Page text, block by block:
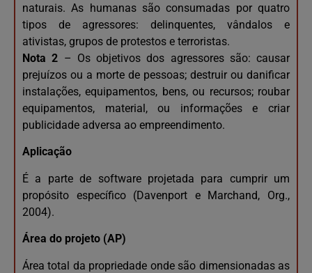
naturais. As humanas são consumadas por quatro
tipos de agressores: delinquentes, vândalos e
ativistas, grupos de protestos e terroristas.
Nota 2 – Os objetivos dos agressores são: causar
prejuízos ou a morte de pessoas; destruir ou danificar
instalações, equipamentos, bens, ou recursos; roubar
equipamentos, material, ou informações e criar
publicidade adversa ao empreendimento.
Aplicação
É a parte de software projetada para cumprir um
propósito específico (Davenport e Marchand, Org.,
2004).
Área do projeto (AP)
Área total da propriedade onde são dimensionadas as